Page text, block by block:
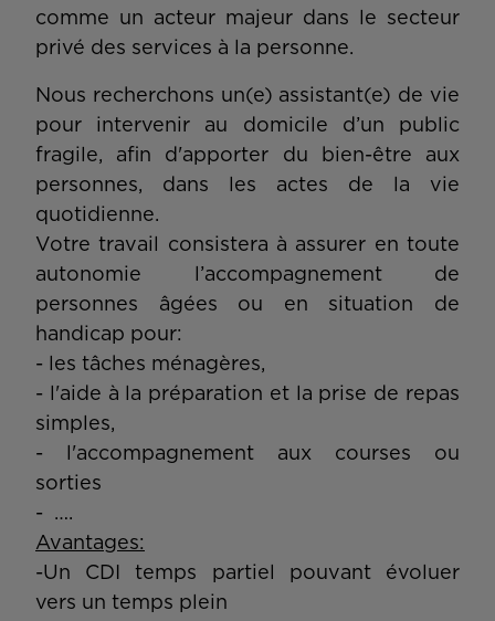
comme un acteur majeur dans le secteur
privé des services à la personne.
Nous recherchons un(e) assistant(e) de vie
pour intervenir au domicile d’un public
fragile, afin d'apporter du bien-être aux
personnes, dans les actes de la vie
quotidienne.
Votre travail consistera à assurer en toute
autonomie l’accompagnement de
personnes âgées ou en situation de
handicap pour:
- les tâches ménagères,
- l'aide à la préparation et la prise de repas
simples,
- l'accompagnement aux courses ou
sorties
- ….
Avantages:
-Un CDI temps partiel pouvant évoluer
vers un temps plein